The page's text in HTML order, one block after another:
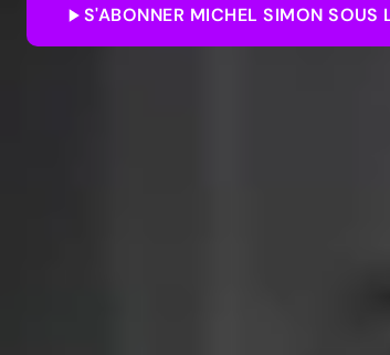
S'ABONNER MICHEL SIMON SOUS